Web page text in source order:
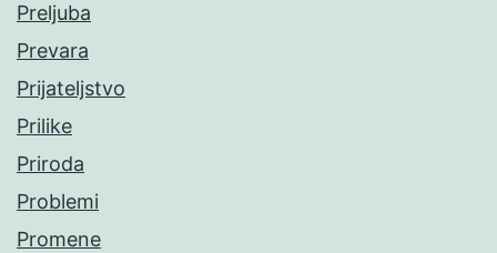
Preljuba
Prevara
Prijateljstvo
Prilike
Priroda
Problemi
Promene